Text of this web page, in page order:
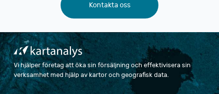
Kontakta oss
Vi hjälper företag att öka sin försäljning och effektivisera sin
verksamhet med hjälp av kartor och geografisk data.